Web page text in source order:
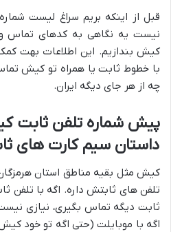
قبل از اینکه بریم سراغ لیست
نیست یه نگاهی به کدهای
کیش بندازیم. این اطلاعات بهت
با خطوط ثابت یا همراه تو کیش
چه از هر جای دیگه ایران.
داستان سیم کارت های
کیش مثل بقیه مناطق استان
تلفن های ثابتش داره. اگه با تلفن
اگه با موبایلت (حتی اگه تو خود